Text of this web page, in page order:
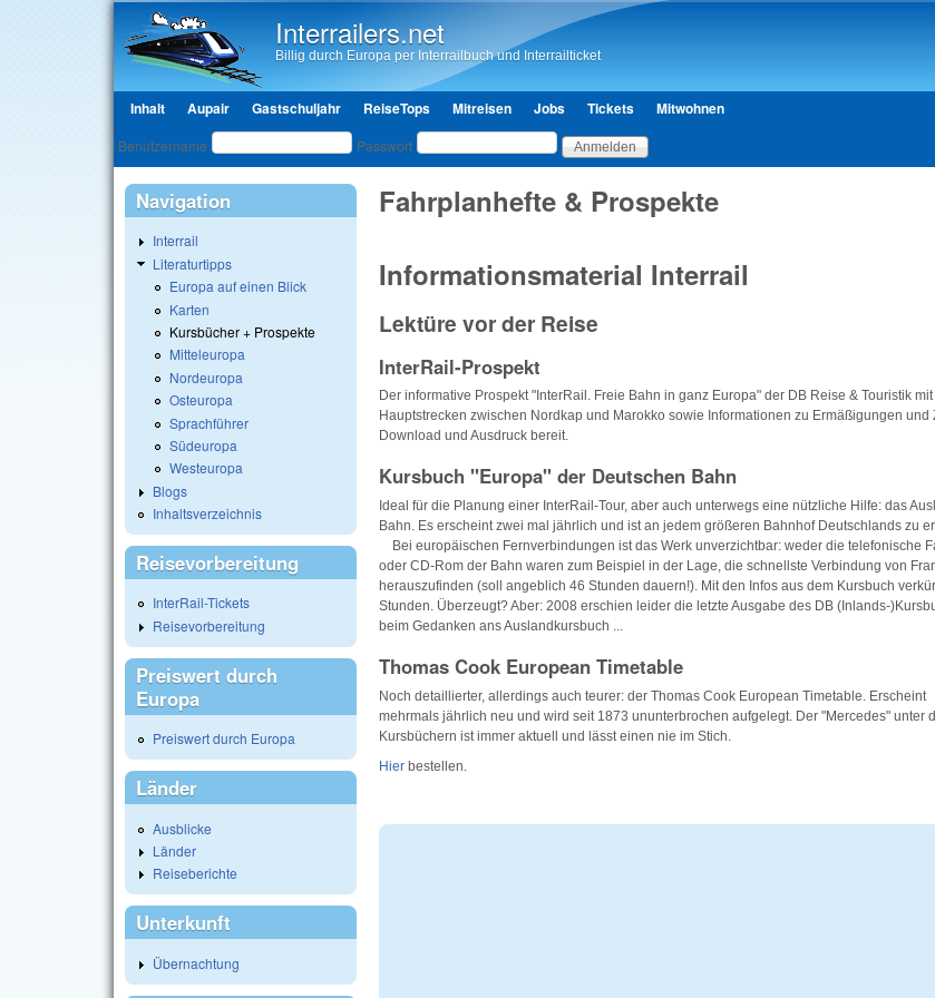
Interrailers.net
Billig durch Europa per Interrailbuch und Interrailticket
Hauptmenü
Inhalt Aupair Gastschuljahr ReiseTops Mitreisen Jobs Tickets Mitwohnen
Benutzeranmeldung
Benutzername Passwort
Fahrplanhefte & Prospekte
Informationsmaterial Interrail
Lektüre vor der Reise
InterRail-Prospekt
Der informative Prospekt "InterRail. Freie Bahn in ganz Europa" der DB Reise & Touristik
Hauptstrecken zwischen Nordkap und Marokko sowie Informationen zu Ermäßigungen und
Download und Ausdruck bereit.
Kursbuch "Europa" der Deutschen Bahn
Ideal für die Planung einer InterRail-Tour, aber auch unterwegs eine nützliche Hilfe: das
Bahn. Es erscheint zwei mal jährlich und ist an jedem größeren Bahnhof Deutschlands zu
Bei europäischen Fernverbindungen ist das Werk unverzichtbar: weder die telefonische
oder CD-Rom der Bahn waren zum Beispiel in der Lage, die schnellste Verbindung von
herauszufinden (soll angeblich 46 Stunden dauern!). Mit den Infos aus dem Kursbuch
Stunden. Überzeugt? Aber: 2008 erschien leider die letzte Ausgabe des DB (Inlands-
beim Gedanken ans Auslandkursbuch ...
Thomas Cook European Timetable
Noch detaillierter, allerdings auch teurer: der Thomas Cook European Timetable. Erscheint
mehrmals jährlich neu und wird seit 1873 ununterbrochen aufgelegt. Der "Mercedes" unter
Kursbüchern ist immer aktuell und lässt einen nie im Stich.
Hier bestellen.
Navigation
Interrail
Literaturtipps
Europa auf einen Blick
Karten
Kursbücher + Prospekte
Mitteleuropa
Nordeuropa
Osteuropa
Sprachführer
Südeuropa
Westeuropa
Blogs
Inhaltsverzeichnis
Reisevorbereitung
InterRail-Tickets
Reisevorbereitung
Preiswert durch
Europa
Preiswert durch Europa
Länder
Ausblicke
Länder
Reiseberichte
Unterkunft
Übernachtung